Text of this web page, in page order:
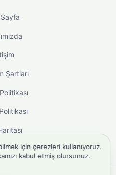
Şartları
için çerezleri kullanıyoruz.
kabul etmiş olursunuz.